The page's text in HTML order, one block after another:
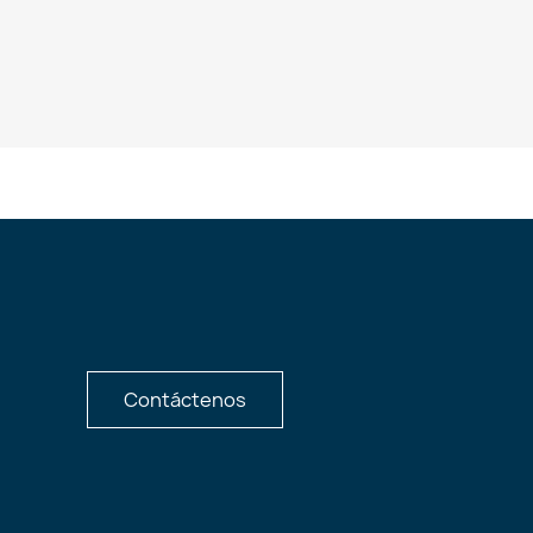
Contáctenos